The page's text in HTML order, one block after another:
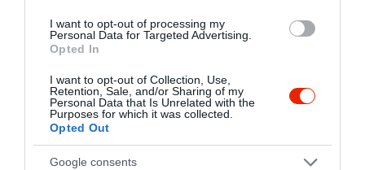
I want to opt-out of processing my
Personal Data for Targeted Advertising.
Opted In
I want to opt-out of Collection, Use,
Retention, Sale, and/or Sharing of my
Personal Data that Is Unrelated with the
Purposes for which it was collected.
Opted Out
Google consents
Szabó László
2020. Szeptember 20.
hangulatos, kedvesek és
személyzet. Az ételek
minősége tálalása első
osztályú és finom ! Ellenben a
várnunk, akik utánunk jöttek